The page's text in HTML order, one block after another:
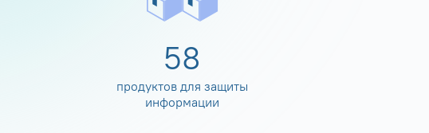
60
продуктов для защиты
информации